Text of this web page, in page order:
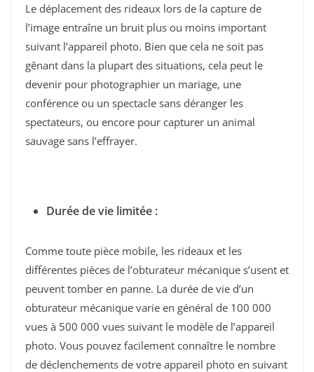
Le déplacement des rideaux lors de la capture de
l’image entraîne un bruit plus ou moins important
suivant l’appareil photo. Bien que cela ne soit pas
gênant dans la plupart des situations, cela peut le
devenir pour photographier un mariage, une
conférence ou un spectacle sans déranger les
spectateurs, ou encore pour capturer un animal
sauvage sans l’effrayer.
Durée de vie limitée :
Comme toute pièce mobile, les rideaux et les
différentes pièces de l’obturateur mécanique s’usent et
peuvent tomber en panne. La durée de vie d’un
obturateur mécanique varie en général de 100 000
vues à 500 000 vues suivant le modèle de l’appareil
photo. Vous pouvez facilement connaître le nombre
de déclenchements de votre appareil photo en suivant